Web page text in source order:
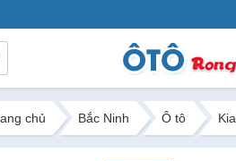
chủ Bắc Ninh Ô tô Kia